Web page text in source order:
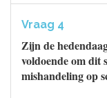
Vraag 4
Zijn de
voldoende om dit
mishandeling op